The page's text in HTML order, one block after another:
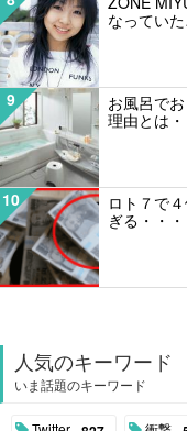
なってい
9
お風呂で
理由とは・
10
ロト７で
ぎる・・・
人気のキーワード
いま話題のキーワード